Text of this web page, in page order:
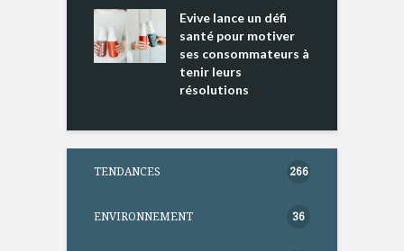
Evive lance un défi
santé pour motiver
ses consommateurs à
tenir leurs
résolutions
TENDANCES 266
ENVIRONNEMENT 36